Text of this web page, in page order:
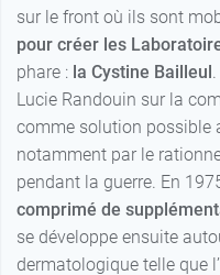
sur le front où ils sont
pour créer les
phare : la Cystine Bailleul
Lucie Randouin sur la
comme solution possible
notamment par le
pendant la guerre. En
comprimé de
se développe ensuite
dermatologique telle que